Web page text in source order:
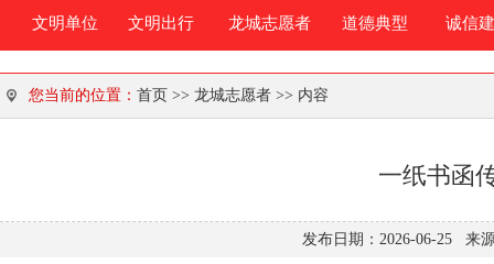
文明单位
文明出行 龙城志愿者 道德典型 诚信
您当前的位置： 首页 >> 龙城志愿者 >> 内容
一纸书函
发布日期：2026-06-25 来